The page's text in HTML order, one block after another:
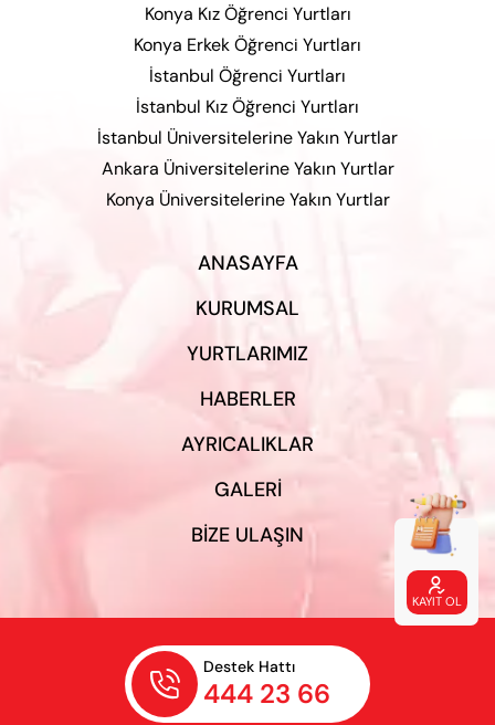

KAYIT OL
Konya Kız Öğrenci Yurtları
Konya Erkek Öğrenci Yurtları
İstanbul Öğrenci Yurtları
İstanbul Kız Öğrenci Yurtları
İstanbul Üniversitelerine Yakın Yurtlar
Ankara Üniversitelerine Yakın Yurtlar
Konya Üniversitelerine Yakın Yurtlar
ANASAYFA
KURUMSAL
YURTLARIMIZ
HABERLER
AYRICALIKLAR
GALERI
BIZE ULAŞIN

Destek Hattı
444 23 66